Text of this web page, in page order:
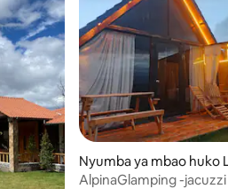
Nyumba ya mbao huko
cunga
AlpinaGlamping -